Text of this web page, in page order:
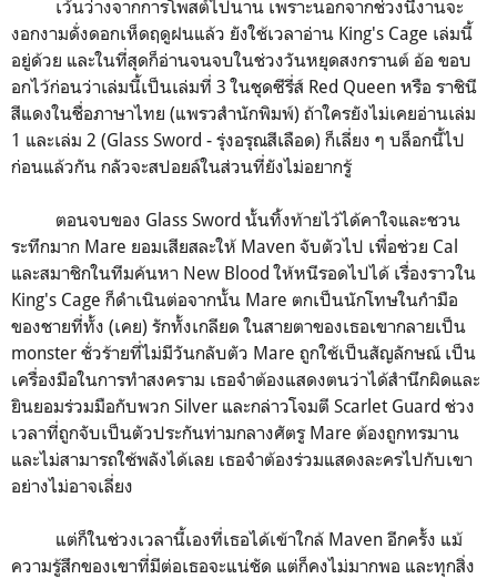
เว้นว่างจากการโพสต์ไปนาน เพราะนอกจากช่วงนี้งานจะ
งอกงามดั่งดอกเห็ดฤดูฝนแล้ว ยังใช้เวลาอ่าน King's Cage เล่มนี้
อยู่ด้วย และในที่สุดก็อ่านจนจบในช่วงวันหยุดสงกรานต์ อ้อ ขอบ
อกไว้ก่อนว่าเล่มนี้เป็นเล่มที่ 3 ในชุดซีรี่ส์ Red Queen หรือ ราชินี
สีแดงในชื่อภาษาไทย (แพรวสำนักพิมพ์) ถ้าใครยังไม่เคยอ่านเล่ม
1 และเล่ม 2 (Glass Sword - รุ่งอรุณสีเลือด) ก็เลี่ยง ๆ บล็อกนี้ไป
ก่อนแล้วกัน กลัวจะสปอยล์ในส่วนที่ยังไม่อยากรู้
ตอนจบของ Glass Sword นั้นทิ้งท้ายไว้ได้คาใจและชวน
ระทึกมาก Mare ยอมเสียสละให้ Maven จับตัวไป เพื่อช่วย Cal
และสมาชิกในทีมค้นหา New Blood ให้หนีรอดไปได้ เรื่องราวใน
King's Cage ก็ดำเนินต่อจากนั้น Mare ตกเป็นนักโทษในกำมือ
ของชายที่ทั้ง (เคย) รักทั้งเกลียด ในสายตาของเธอเขากลายเป็น
monster ชั่วร้ายที่ไม่มีวันกลับตัว Mare ถูกใช้เป็นสัญลักษณ์ เป็น
เครื่องมือในการทำสงคราม เธอจำต้องแสดงตนว่าได้สำนึกผิดและ
ยินยอมร่วมมือกับพวก Silver และกล่าวโจมตี Scarlet Guard ช่วง
เวลาที่ถูกจับเป็นตัวประกันท่ามกลางศัตรู Mare ต้องถูกทรมาน
และไม่สามารถใช้พลังได้เลย เธอจำต้องร่วมแสดงละครไปกับเขา
อย่างไม่อาจเลี่ยง
แต่ก็ในช่วงเวลานี้เองที่เธอได้เข้าใกล้ Maven อีกครั้ง แม้
ความรู้สึกของเขาที่มีต่อเธอจะแน่ชัด แต่ก็คงไม่มากพอ และทุกสิ่ง